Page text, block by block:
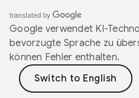
Google verwendet KI-
bevorzugte Sprache zu
können Fehler enthalten.